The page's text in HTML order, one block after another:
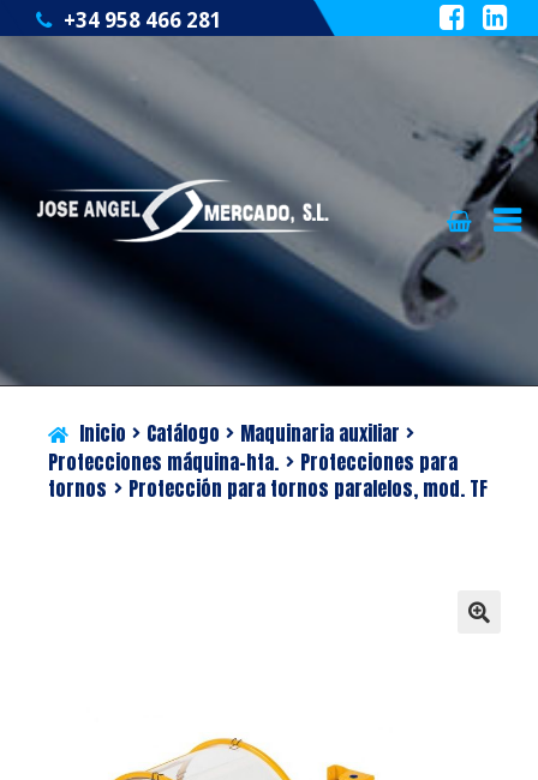
+34 958 466 281
Ir
a
navegación
Ir
al
contenido
QUIÉNES SOMOS
SERVICIOS
BLOG
CONTACTO
Inicio Catálogo
Maquinaria auxiliar
Protecciones máquina-hta.
Protecciones para
tornos
Protección para tornos paralelos, mod. TF